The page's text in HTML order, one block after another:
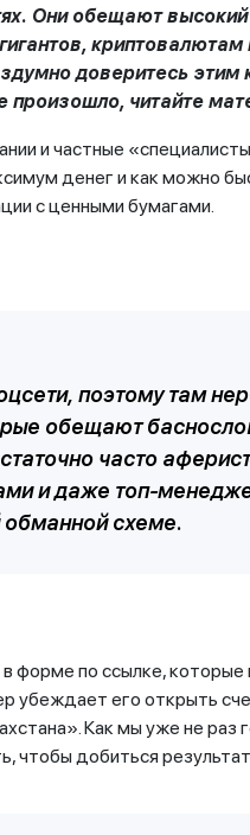
Они обещают
доверитесь
произошло, читайте
и частные
денег и как можно
с ценными бумагами.
поэтому там
обещают
часто
и даже топ-
обманной схеме.
форме по ссылке,
убеждает его открыть
Как мы уже не
чтобы добиться